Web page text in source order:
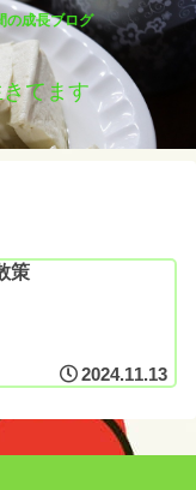
の成長ブログ
てます
策
2024.11.13